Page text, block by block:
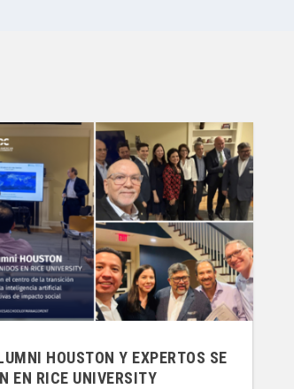
HOUSTON Y EXPERTOS SE
EN RICE UNIVERSITY